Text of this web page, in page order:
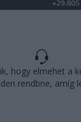
hogy elmehet a
rendbne, amíg